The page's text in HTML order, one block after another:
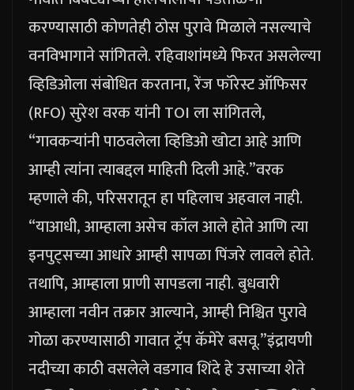
करण्यासाठी कोणतेही ठोस पुरावे मिळाले नसल्याचे
वनविभागाने सांगितले. रहिवाशांमध्ये फिरत असलेल्या
व्हिडिओला संबोधित करताना, रेंज फॉरेस्ट ऑफिसर
(RFO) सुरेश वरक यांनी TOI ला सांगितले,
“गावकऱ्यांनी पाठवलेला व्हिडिओ खोटा आहे आणि
आम्ही त्यांना त्याबद्दल माहिती दिली आहे.”वरक
म्हणाले की, परिसरातून हा पहिलाच अहवाल नाही.
“याआधी, आम्हाला असेच कॉल आले होते आणि त्या
इनपुट्सच्या आधारे आम्ही सापळा पिंजरे लावले होते.
तथापि, आम्हाला प्राणी सापडला नाही. बुधवारी
आम्हाला नवीन तक्रार आल्याने, आम्ही निश्चित पुरावे
गोळा करण्यासाठी गावात ट्रॅप कॅमेरे बसवू.”इंद्रायणी
नदीच्या काठी वसलेले वडगाव शिंदे हे उसाच्या शेते